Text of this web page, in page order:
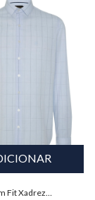
52 56
Fit Xadrez